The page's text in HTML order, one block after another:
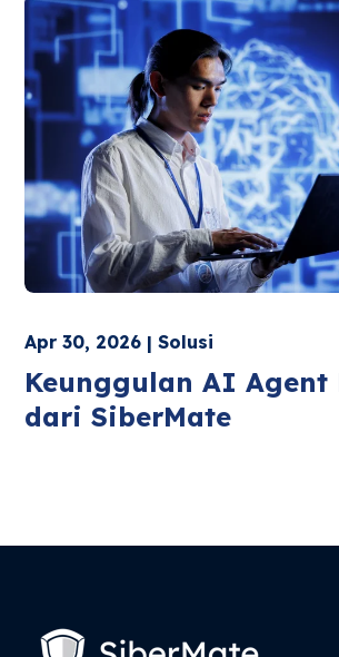
Apr 30, 2026 | Solusi
Keunggulan AI Agent
dari SiberMate